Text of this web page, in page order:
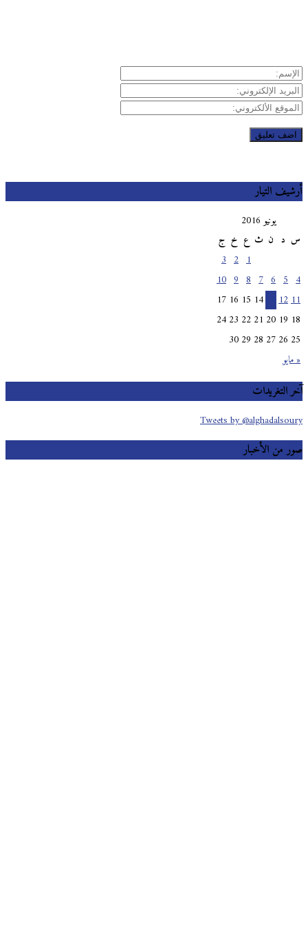
التيار
يونيو 2016
د ن ث ع خ ج
2
3
5
6
7
8
9
10
12
13
15
16
17
19
20
21
22
23
24
26
27
28
29
30
التغريدات
Tweets by
من الأخبار